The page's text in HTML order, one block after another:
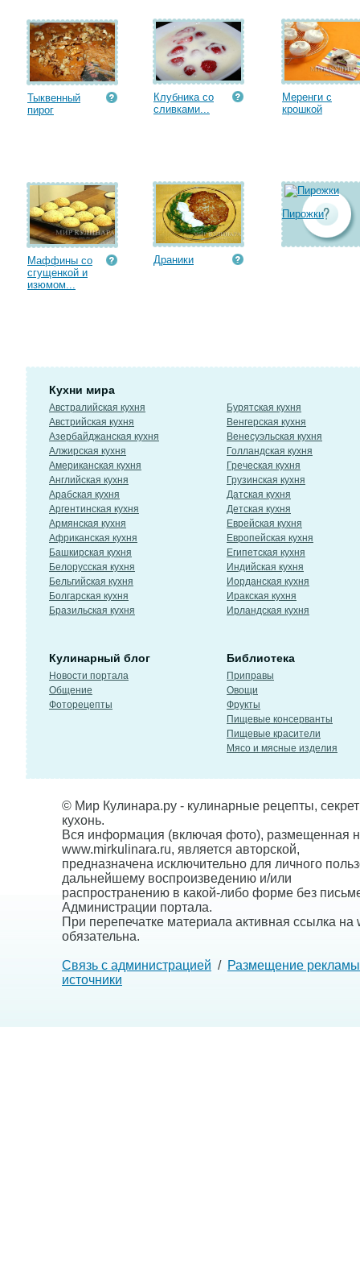
Тыквенный
пирог
Клубника со
сливками...
Меренги с
крошкой
Маффины со
сгущенкой и
изюмом...
Драники
Пирожки
Кухни мира
Австралийская кухня
Австрийская кухня
Азербайджанская кухня
Алжирская кухня
Американская кухня
Английская кухня
Арабская кухня
Аргентинская кухня
Армянская кухня
Африканская кухня
Башкирская кухня
Белорусская кухня
Бельгийская кухня
Болгарская кухня
Бразильская кухня
Бурятская кухня
Венгерская кухня
Венесуэльская кухня
Голландская кухня
Греческая кухня
Грузинская кухня
Датская кухня
Детская кухня
Еврейская кухня
Европейская кухня
Египетская кухня
Индийская кухня
Иорданская кухня
Иракская кухня
Ирландская кухня
Кулинарный блог
Новости портала
Общение
Фоторецепты
Библиотека
Приправы
Овощи
Фрукты
Пищевые консерванты
Пищевые красители
Мясо и мясные изделия
© Мир Кулинара.ру - кулинарные рецепты,
кухонь.
Вся информация (включая фото), размещенная
www.mirkulinara.ru, является авторской,
предназначена исключительно для личного
дальнейшему воспроизведению и/или
распространению в какой-либо форме без
Администрации портала.
При перепечатке материала активная ссылка на
обязательна.
Связь с администрацией / Размещение рекламы
источники